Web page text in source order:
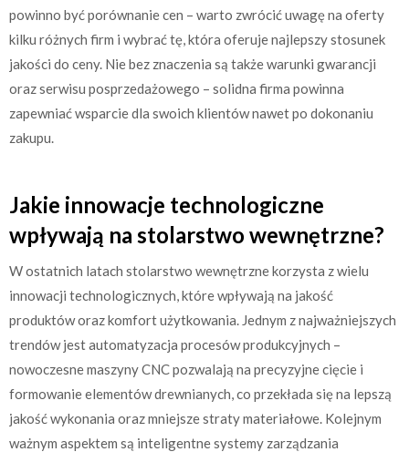
powinno być porównanie cen – warto zwrócić uwagę na oferty
kilku różnych firm i wybrać tę, która oferuje najlepszy stosunek
jakości do ceny. Nie bez znaczenia są także warunki gwarancji
oraz serwisu posprzedażowego – solidna firma powinna
zapewniać wsparcie dla swoich klientów nawet po dokonaniu
zakupu.
Jakie innowacje technologiczne
wpływają na stolarstwo wewnętrzne?
W ostatnich latach stolarstwo wewnętrzne korzysta z wielu
innowacji technologicznych, które wpływają na jakość
produktów oraz komfort użytkowania. Jednym z najważniejszych
trendów jest automatyzacja procesów produkcyjnych –
nowoczesne maszyny CNC pozwalają na precyzyjne cięcie i
formowanie elementów drewnianych, co przekłada się na lepszą
jakość wykonania oraz mniejsze straty materiałowe. Kolejnym
ważnym aspektem są inteligentne systemy zarządzania